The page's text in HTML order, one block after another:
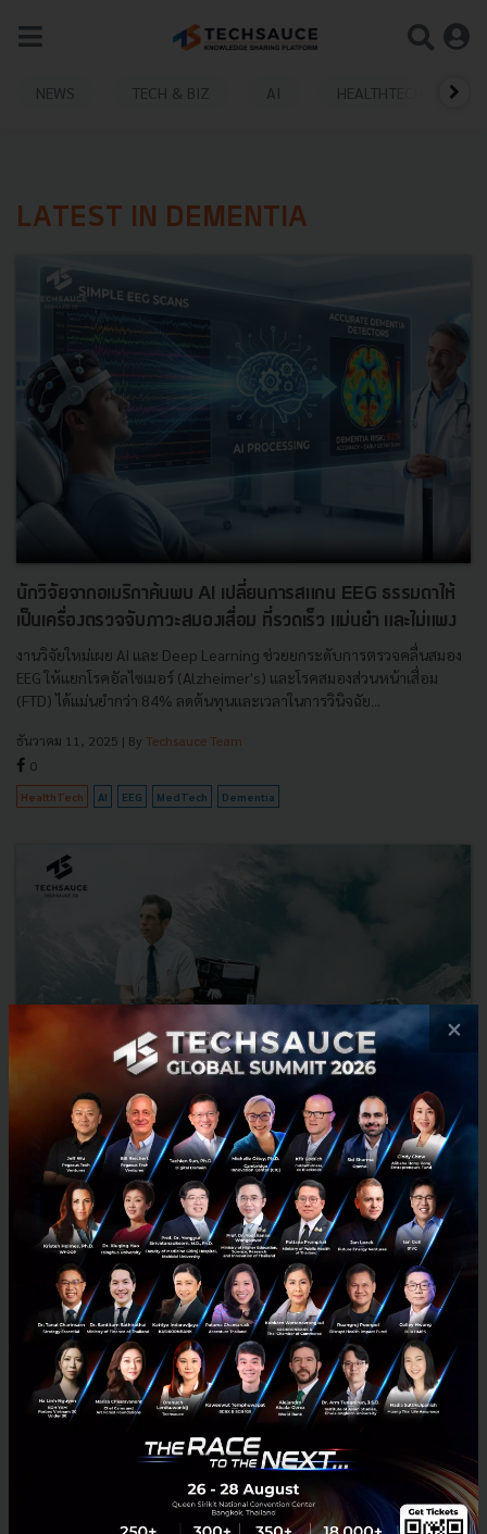
NEWS TECH & BIZ AI HEALTHTECH
LATEST IN DEMENTIA
นักวิจัยจากอเมริกาค้นพบ AI เปลี่ยนการสแกน EEG ธรรมดาให้
เป็นเครื่องตรวจจับภาวะสมองเสื่อม ที่รวดเร็ว แม่นยำ และไม่แพง
งานวิจัยใหม่เผย AI และ Deep Learning ช่วยยกระดับการตรวจคลื่นสมอง
EEG ให้แยกโรคอัลไซเมอร์ (Alzheimer's) และโรคสมองส่วนหน้าเสื่อม
(FTD) ได้แม่นยำกว่า 84% ลดต้นทุนและเวลาในการวินิจฉัย...
ธันวาคม 11, 2025 | By Techsauce Team
0
HealthTech AI EEG MedTech Dementia
สมองที่แข็งแรงเริ่มต้นที่เรา งานวิจัยชี้ แค่มี 'เป้าหมายชีวิต' ก็ลด
ความเสี่ยง 'ภาวะสมองเสื่อม' ได้ถึง 28%
งานวิจัยล่าสุดในผู้ใหญ่กว่า 13,000 คน พบว่าการมีเป้าหมายในชีวิตที่
ชัดเจนสามารถลดความเสี่ยงภาวะสมองเสื่อมได้ถึง 28% โดยเป็นผลดีต่อทุก
กลุ่มคนแม้มีความเสี่ยงทางพันธุกรรม...
สิงหาคม 26, 2025| ByTechsauce Team
Saucy Thoughts UC Davis Dementia Alzheimer's Neuroscience
×